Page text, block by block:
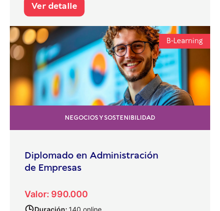
Ver detalle
B-Learning
NEGOCIOS Y SOSTENIBILIDAD
Diplomado en Administración
de Empresas
Valor: 990.000
Duración: 140 online